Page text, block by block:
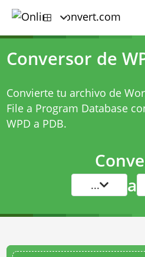
Conversor de
Convierte tu archivo de
File a Program Database
WPD a PDB.
... a